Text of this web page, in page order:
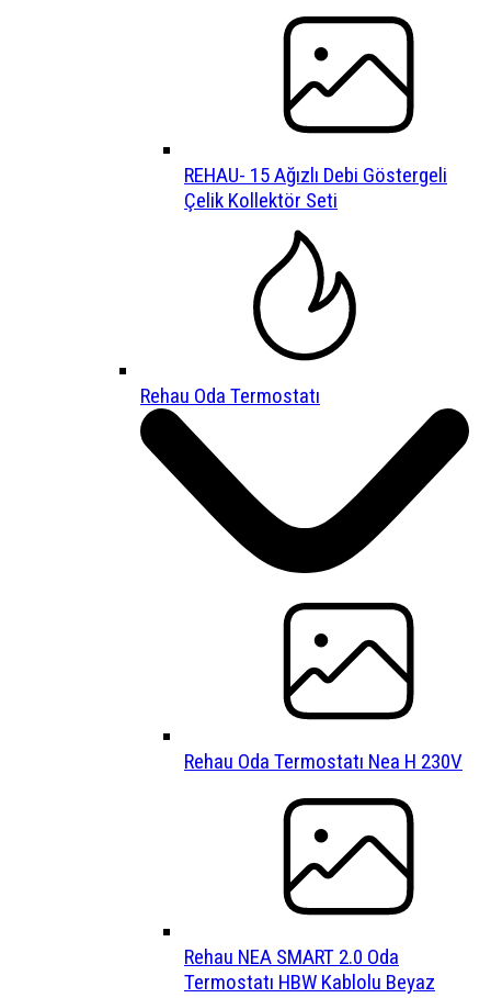
REHAU- 15 Ağızlı Debi Göstergeli
Çelik Kollektör Seti
Rehau Oda Termostatı
Rehau Oda Termostatı Nea H 230V
Rehau NEA SMART 2.0 Oda
Termostatı HBW Kablolu Beyaz